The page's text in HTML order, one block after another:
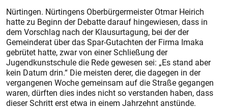
Nürtingen. Nürtingens Oberbürgermeister Otmar Heirich
hatte zu Beginn der Debatte darauf hingewiesen, dass in
dem Vorschlag nach der Klausurtagung, bei der der
Gemeinderat über das Spar-Gutachten der Firma Imaka
gebrütet hatte, zwar von einer Schließung der
Jugendkunstschule die Rede gewesen sei: „Es stand aber
kein Datum drin.“ Die meisten derer, die dagegen in der
vergangenen Woche gemeinsam auf die Straße gegangen
waren, dürften dies indes nicht so verstanden haben, dass
dieser Schritt erst etwa in einem Jahrzehnt anstünde.